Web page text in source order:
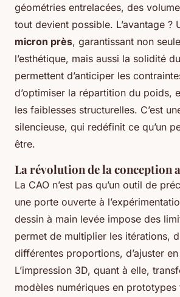
géométries entrelacées, des
tout devient possible. L’avantage ?
micron près, garantissant non
l’esthétique, mais aussi la solidité
permettent d’anticiper les
d’optimiser la répartition du poids,
les faiblesses structurelles. C’est
silencieuse, qui redéfinit ce qu’un
être.
La révolution de la conception
La CAO n’est pas qu’un outil de
une porte ouverte à
dessin à main levée impose des
permet de multiplier les itérations,
différentes proportions, d’ajuster
L’impression 3D, quant à elle,
modèles numériques en prototypes